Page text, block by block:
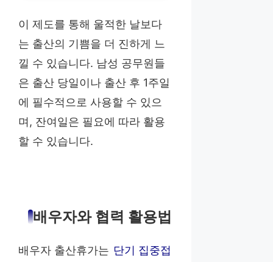
이 제도를 통해 울적한 날보다
는 출산의 기쁨을 더 진하게 느
낄 수 있습니다. 남성 공무원들
은 출산 당일이나 출산 후 1주일
에 필수적으로 사용할 수 있으
며, 잔여일은 필요에 따라 활용
할 수 있습니다.
배우자와 협력 활용법
배우자 출산휴가는 단기 집중접